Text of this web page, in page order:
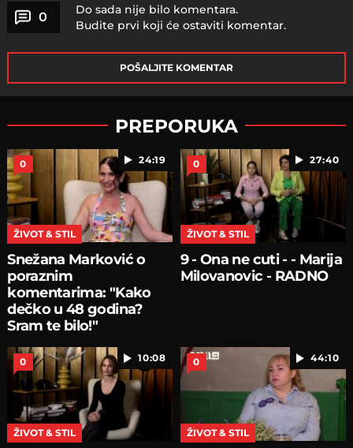
0
Do sada nije bilo komentara.
Budite prvi koji će ostaviti komentar.
POŠALJITE KOMENTAR
PREPORUKA
24:19
0
ŽIVOT & STIL
Snežana Marković o
poraznim
komentarima: "Kako
dečko u 48 godina?
Sram te bilo!"
27:40
0
ŽIVOT & STIL
9 - Ona ne cuti - - Marija
Milovanovic - RADNO
10:08
0
ŽIVOT & STIL
44:10
0
ŽIVOT & STIL